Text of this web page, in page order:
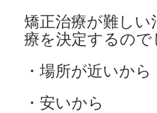
矯正治療が難し
療を決定するので
・場所が近いから
・安いから